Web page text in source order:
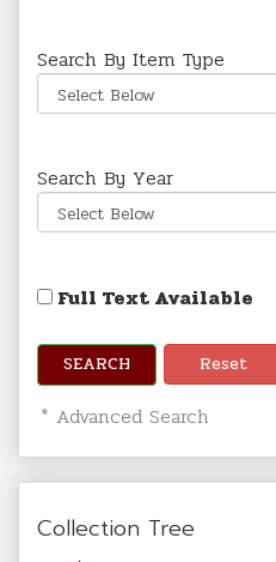
Search By Item Type
Search By Year
Full Text Available
SEARCH Reset
* Advanced Search
Collection Tree